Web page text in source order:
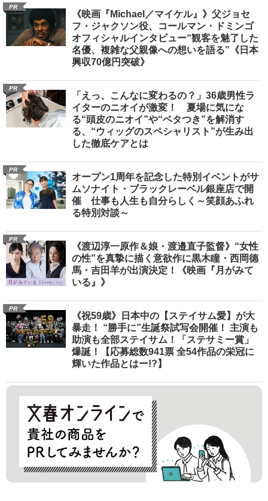
PR
《映画『Michael／マイケル』》父ジョセ
フ・ジャクソン役、コールマン・ドミンゴ
オフィシャルインタビュー“観客を魅了した
名優、複雑な父親像への想いを語る”《日本
興収70億円突破》
PR
「えっ、こんなに変わるの？」36歳男性ラ
イターのニオイが激変！ 夏場に気にな
る“頭皮のニオイ”や“ベタつき”を解消す
る、“ウィッグのスペシャリスト”が生み出
した徹底ケアとは
PR
オープン1周年を記念した特別イベントがサ
ムソナイト・ブラックレーベル銀座店で開
催 仕事も人生も自分らしく～笑顔あふれ
る特別対談～
PR
《渡辺淳一原作＆娘・渡邉直子監督》“女性
の性”を真摯に描く意欲作に黒木瞳・西岡德
馬・吉田羊が出演決定！《映画『月がみて
いる』》
PR
《祝59歳》日本中の【ステイサム愛】が大
暴走！ “勝手に”生誕祭試写会開催！ 主演も
助演も全部ステイサム！「ステサミー賞」
爆誕！【応募総数941票 全54作品の栄冠に
輝いた作品とはー!?】